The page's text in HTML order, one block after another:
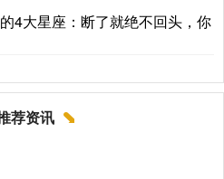
4大星座：断了就绝不回头，你
荐资讯